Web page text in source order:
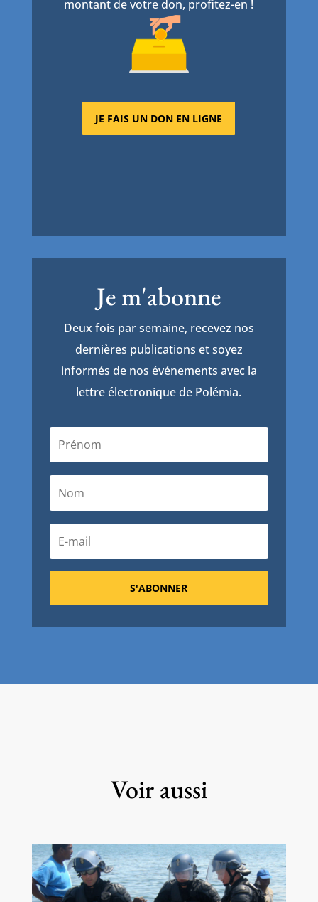
montant de votre don, profitez-en !
JE FAIS UN DON EN LIGNE
Je m'abonne
Deux fois par semaine, recevez nos
dernières publications et soyez
informés de nos événements avec la
lettre électronique de Polémia.
S'ABONNER
Voir aussi